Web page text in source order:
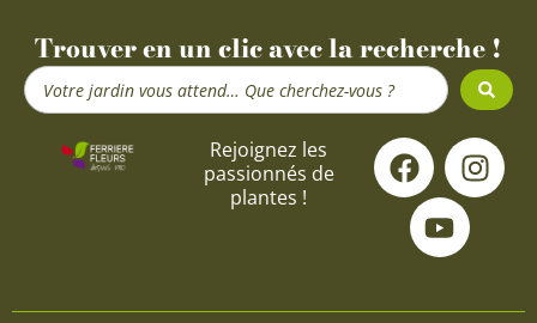
Trouver en un clic avec la recherche !
Search
...
Rejoignez les
passionnés de
plantes !
F
a
c
e
o
I
n
s
g
Y
o
u
t
u
b